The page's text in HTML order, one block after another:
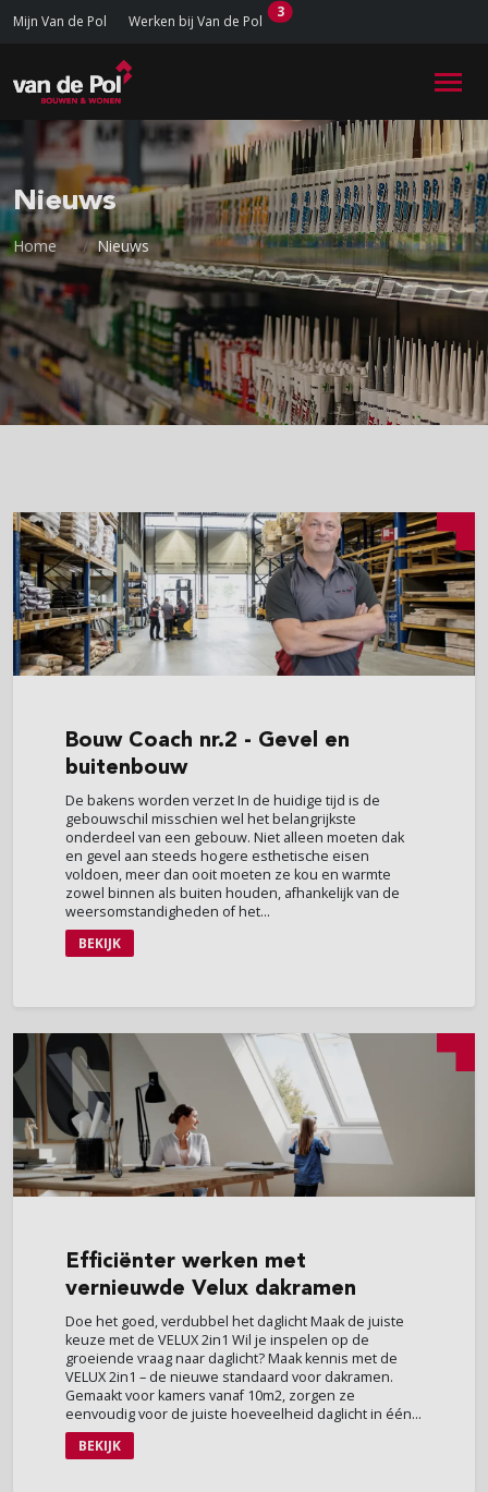
Mijn Van de Pol Werken bij Van de Pol
3
Nieuws
Home Nieuws
BouwCoach nr.2 - Gevel en
buitenbouw
De bakens worden verzet In de huidige tijd is de
gebouwschil misschien wel het belangrijkste
onderdeel van een gebouw. Niet alleen moeten dak
en gevel aan steeds hogere esthetische eisen
voldoen, meer dan ooit moeten ze kou en warmte
zowel binnen als buiten houden, afhankelijk van de
weersomstandigheden of het...
BEKIJK
Efficiënter werken met
vernieuwde Velux dakramen
Doe het goed, verdubbel het daglicht Maak de juiste
keuze met de VELUX 2in1 Wil je inspelen op de
groeiende vraag naar daglicht? Maak kennis met de
VELUX 2in1 – de nieuwe standaard voor dakramen.
Gemaakt voor kamers vanaf 10m2, zorgen ze
eenvoudig voor de juiste hoeveelheid daglicht in één...
BEKIJK